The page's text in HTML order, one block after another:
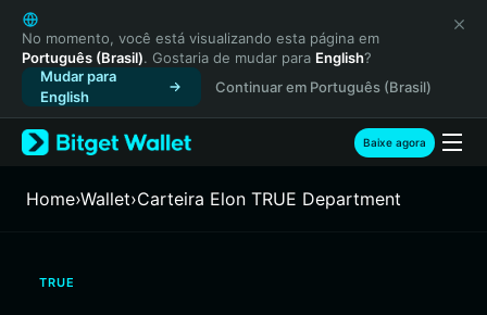
English
日本語
Tiếng Việt
Русский
Español (Latinoamérica)
Türkçe
Français
繁體中文
No momento, você está visualizando esta página em
Português (Brasil). Gostaria de mudar para English?
Mudar para
English
Continuar em Português (Brasil)
Baixe agora
Home›Wallet›Carteira Elon TRUE Department
TRUE